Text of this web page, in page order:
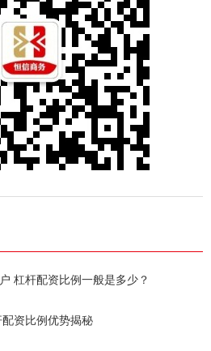
杠杆配资比例一般是多少？
资比例优势揭秘